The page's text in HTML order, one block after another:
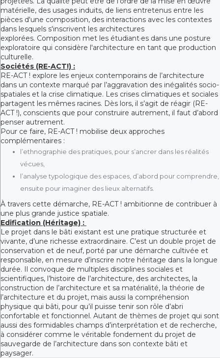
matérielle, des usages induits, de liens entretenus entre les
pièces d'une composition, des interactions avec les contextes
dans lesquels s'inscrivent les architectures
explorées. Composition met les étudiant·es dans une posture
exploratoire qui considère l'architecture en tant que production
culturelle.
Sociétés (RE-ACT!) :
RE-ACT ! explore les enjeux contemporains de l’architecture
dans un contexte marqué par l’aggravation des inégalités socio-
spatiales et la crise climatique. Les crises climatiques et sociales
partagent les mêmes racines. Dès lors, il s’agit de réagir (RE-
ACT !), conscients que pour construire autrement, il faut d’abord
penser autrement.
Pour ce faire, RE-ACT ! mobilise deux approches
complémentaires :
l’ethnographie des pratiques, pour s’ancrer dans les réalités
vécues,
l’analyse typologique des espaces, d’abord pour comprendre,
ensuite pour imaginer des lieux alternatifs.
À travers cette démarche, RE-ACT ! ambitionne de contribuer à
une plus grande justice spatiale.
Edification (Héritage) :
Le projet dans le bâti existant est une pratique structurée et
vivante, d’une richesse extraordinaire. C’est un double projet de
conservation et de neuf, porté par une démarche cultivée et
responsable, en mesure d’inscrire notre héritage dans la longue
durée. Il convoque de multiples disciplines sociales et
scientifiques, l’histoire de l’architecture, des architectes, la
construction de l’architecture et sa matérialité, la théorie de
l’architecture et du projet, mais aussi la compréhension
physique qui bâti, pour qu’il puisse tenir son rôle d’abri
confortable et fonctionnel. Autant de thèmes de projet qui sont
aussi des formidables champs d’interprétation et de recherche,
à considérer comme le véritable fondement du projet de
sauvegarde de l’architecture dans son contexte bâti et
paysager.